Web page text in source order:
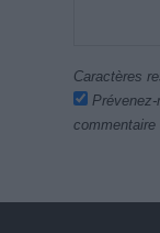
Caractères
commentaire